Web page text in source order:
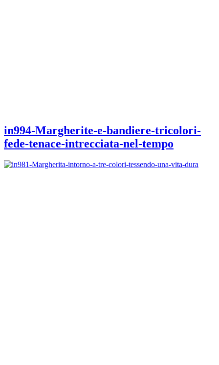
in994-Margherite-e-bandiere-tricolori-
fede-tenace-intrecciata-nel-tempo